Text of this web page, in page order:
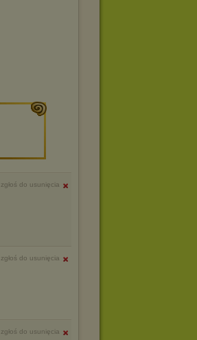
zgłoś do usunięcia
zgłoś do usunięcia
zgłoś do usunięcia